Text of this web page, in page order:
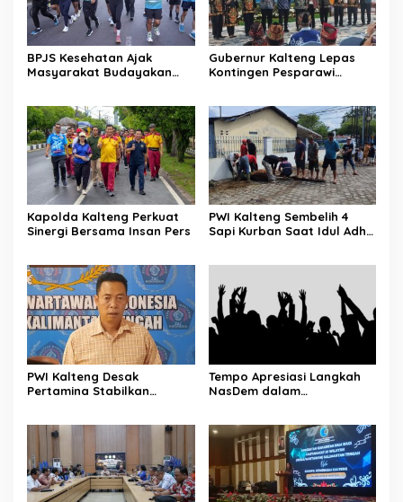
BPJS Kesehatan Ajak
Masyarakat Budayakan
Gubernur Kalteng Lepas
Kontingen Pesparawi
Kapolda Kalteng Perkuat
Sinergi Bersama Insan Pers
PWI Kalteng Sembelih 4
Sapi Kurban Saat Idul Adha
PWI Kalteng Desak
Pertamina Stabilkan
Tempo Apresiasi Langkah
NasDem dalam